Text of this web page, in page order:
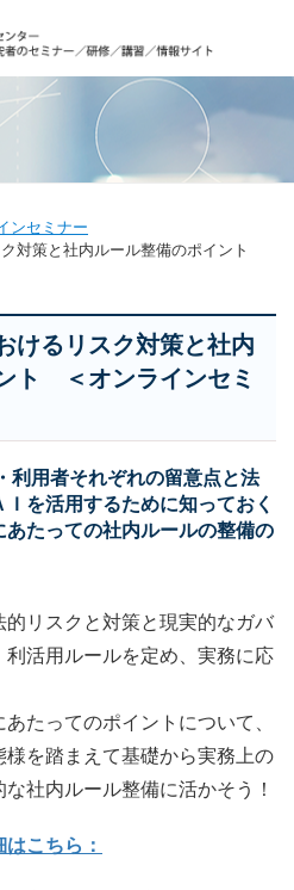
ンセミナー
対策と社内ルール整備のポイント
けるリスク対策と社内
ト ＜オンラインセミ
利用者それぞれの留意点と法
を活用するために知っておく
たっての社内ルールの整備の
的リスクと対策と現実的なガバ
活用ルールを定め、実務に応
たってのポイントについて、
を踏まえて基礎から実務上の
社内ルール整備に活かそう！
こちら：